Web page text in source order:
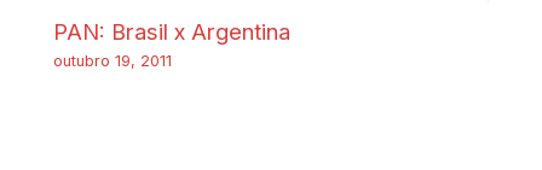
PAN: Brasil x Argentina
outubro 19, 2011